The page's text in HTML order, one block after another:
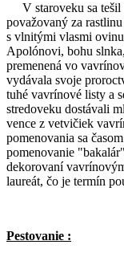
V staroveku sa tešil
považovaný za
s vlnitými vlasmi
Apolónovi, bohu
premenená vo
vydávala svoje
tuhé vavrínové listy a
stredoveku dostávali
vence z vetvičiek
pomenovania sa
pomenovanie
dekorovaní
laureát, čo je termín
Pestovanie :